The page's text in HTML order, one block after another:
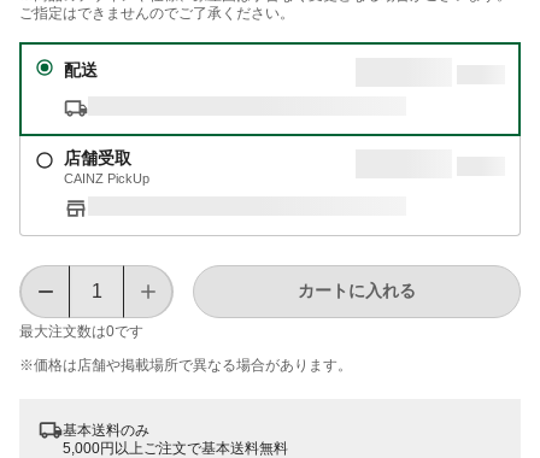
ご指定はできませんのでご了承ください。
配送
店舗受取
CAINZ PickUp
最大注文数は0です
カートに入れる
※価格は​店舗や​掲載場所で​異なる​場合が​あります。
基本送料のみ
5,000円以上ご注文で基本送料無料